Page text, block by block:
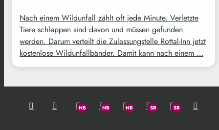
Nach einem Wildunfall zählt oft jede Minute. Verletzte
Tiere schleppen sind davon und müssen gefunden
werden. Darum verteilt die Zulassungstelle Rottal-Inn jetzt
kostenlose Wildunfallbänder. Damit kann nach einem …